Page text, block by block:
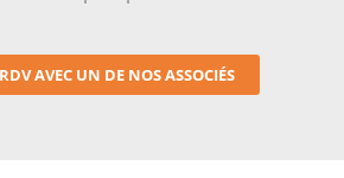
AVEC UN DE NOS ASSOCIÉS